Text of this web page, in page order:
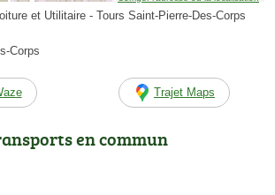
et Utilitaire - Tours Saint-Pierre-Des-Corps
Corps
Trajet Maps
en commun